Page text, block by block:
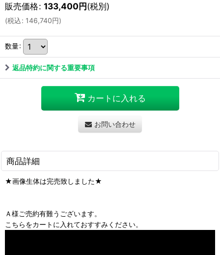
販売価格: 133,400円(税別)
(税込: 146,740円)
数量:
返品特約に関する重要事項
カートに入れる
お問い合わせ
商品詳細
★画像生体は完売致しました★
Ａ様ご売約有難うございます。
こちらをカートに入れておすすみください。